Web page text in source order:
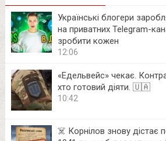
Українські блогери
на приватних Telegram-
зробити кожен
12:06
«Едельвейс» чекає.
хто готовий діяти. 🇺🇦
10:42
☠️ Корнілов знову дістає